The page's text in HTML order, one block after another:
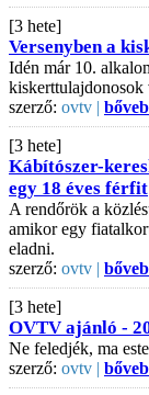
[3 hete]
Versenyben a
Idén már 10.
kiskerttulajdonosok
szerző: ovtv |
[3 hete]
Kábítószer-
egy 18 éves férfit
A rendőrök a
amikor egy
eladni.
szerző: ovtv |
[3 hete]
OVTV ajánló -
Ne feledjék, ma
szerző: ovtv |